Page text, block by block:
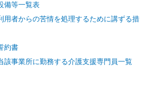
備等一覧表
用者からの苦情を処理するために講ずる措
約書
該事業所に勤務する介護支援専門員一覧